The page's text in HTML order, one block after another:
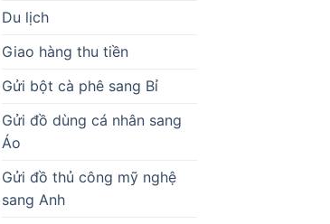
Du lịch
Giao hàng thu tiền
Gửi bột cà phê sang Bỉ
Gửi đồ dùng cá nhân sang
Áo
Gửi đồ thủ công mỹ nghệ
sang Anh